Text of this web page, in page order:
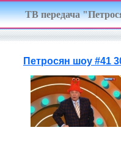
ТВ передача
Петросян шоу #41